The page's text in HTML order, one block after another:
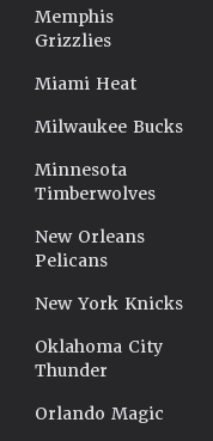
Memphis
Grizzlies
Miami Heat
Milwaukee Bucks
Minnesota
Timberwolves
New Orleans
Pelicans
New York Knicks
Oklahoma City
Thunder
Orlando Magic